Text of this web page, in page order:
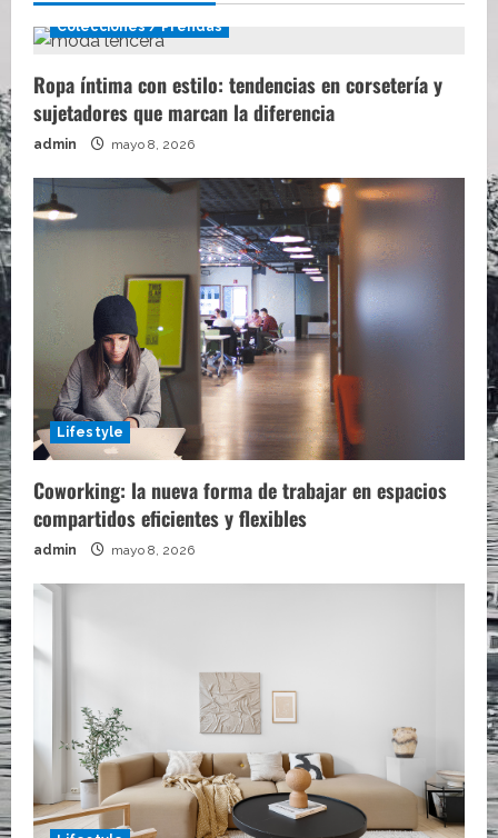
Colecciones / Prendas
Ropa íntima con estilo: tendencias en corsetería y
sujetadores que marcan la diferencia
admin mayo 8, 2026
Lifestyle
Coworking: la nueva forma de trabajar en espacios
compartidos eficientes y flexibles
admin mayo 8, 2026